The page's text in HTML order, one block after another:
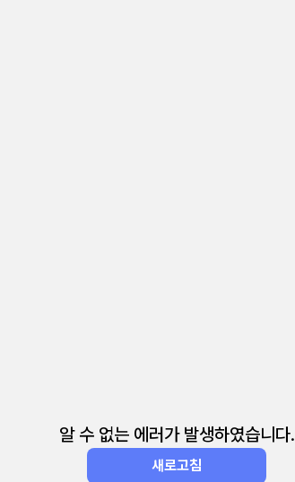
알 수 없는 에러가 발생하였습니다.
새로고침